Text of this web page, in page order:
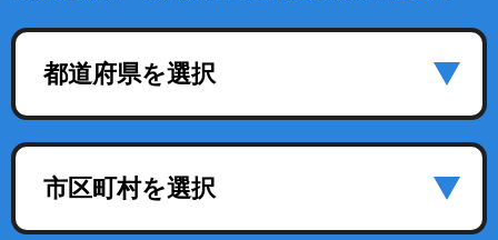
都道府県を選択
市区町村を選択